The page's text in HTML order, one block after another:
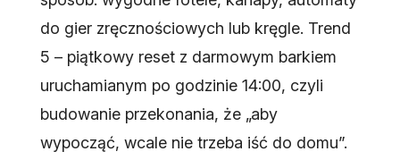
do gier zręcznościowych lub kręgle. Trend
5 – piątkowy reset z darmowym barkiem
uruchamianym po godzinie 14:00, czyli
budowanie przekonania, że „aby
wypocząć, wcale nie trzeba iść do domu”.